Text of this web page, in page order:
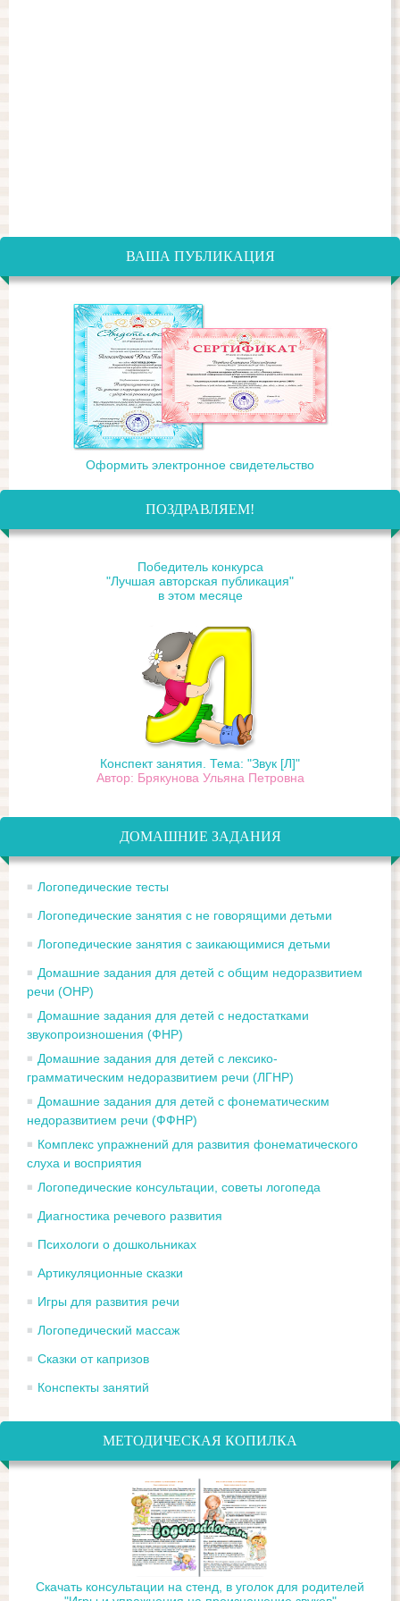
ВАША ПУБЛИКАЦИЯ
Оформить электронное свидетельство
ПОЗДРАВЛЯЕМ!
Победитель конкурса
"Лучшая авторская публикация"
в этом месяце
Конспект занятия. Тема: "Звук [Л]"
Автор: Брякунова Ульяна Петровна
ДОМАШНИЕ ЗАДАНИЯ
Логопедические тесты
Логопедические занятия с не говорящими детьми
Логопедические занятия с заикающимися детьми
Домашние задания для детей с общим недоразвитием
речи (ОНР)
Домашние задания для детей с недостатками
звукопроизношения (ФНР)
Домашние задания для детей с лексико-
грамматическим недоразвитием речи (ЛГНР)
Домашние задания для детей с фонематическим
недоразвитием речи (ФФНР)
Комплекс упражнений для развития фонематического
слуха и восприятия
Логопедические консультации, советы логопеда
Диагностика речевого развития
Психологи о дошкольниках
Артикуляционные сказки
Игры для развития речи
Логопедический массаж
Сказки от капризов
Конспекты занятий
МЕТОДИЧЕСКАЯ КОПИЛКА
Скачать консультации на стенд, в уголок для родителей